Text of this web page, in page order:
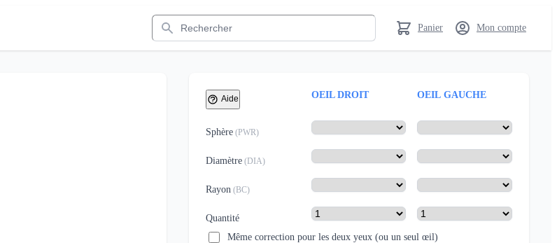
Rechercher
Panier Mon compte
Aide OEIL DROIT OEIL GAUCHE
Sphère(PWR)
Diamètre(DIA)
Rayon(BC)
Quantité
Même correction pour les deux yeux (ou un seul œil)